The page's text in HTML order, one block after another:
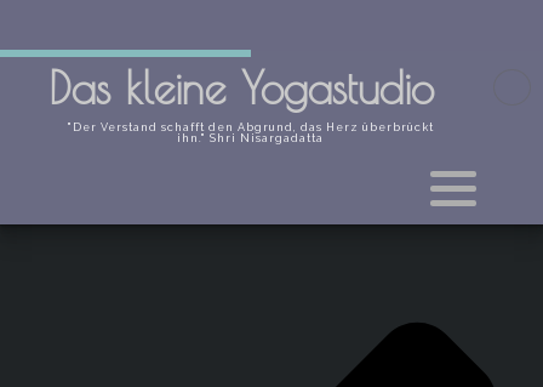
Das kleine Yogastudio
"Der Verstand schafft den Abgrund, das Herz überbrückt
ihn." Shri Nisargadatta